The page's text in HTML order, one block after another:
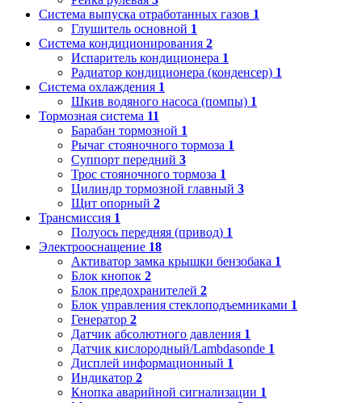
Система выпуска отработанных газов 1
Глушитель основной 1
Система кондиционирования 2
Испаритель кондиционера 1
Радиатор кондиционера (конденсер) 1
Система охлаждения 1
Шкив водяного насоса (помпы) 1
Тормозная система 11
Барабан тормозной 1
Рычаг стояночного тормоза 1
Суппорт передний 3
Трос стояночного тормоза 1
Цилиндр тормозной главный 3
Щит опорный 2
Трансмиссия 1
Полуось передняя (привод) 1
Электрооснащение 18
Активатор замка крышки бензобака 1
Блок кнопок 2
Блок предохранителей 2
Блок управления стеклоподъемниками 1
Генератор 2
Датчик абсолютного давления 1
Датчик кислородный/Lambdasonde 1
Дисплей информационный 1
Индикатор 2
Кнопка аварийной сигнализации 1